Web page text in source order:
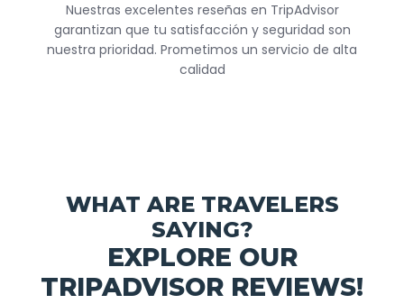
Nuestras excelentes reseñas en TripAdvisor
garantizan que tu satisfacción y seguridad son
nuestra prioridad. Prometimos un servicio de alta
calidad
WHAT ARE TRAVELERS
SAYING?
EXPLORE OUR
TRIPADVISOR REVIEWS!